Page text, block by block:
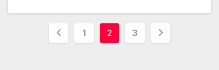
Posts
1 2 3